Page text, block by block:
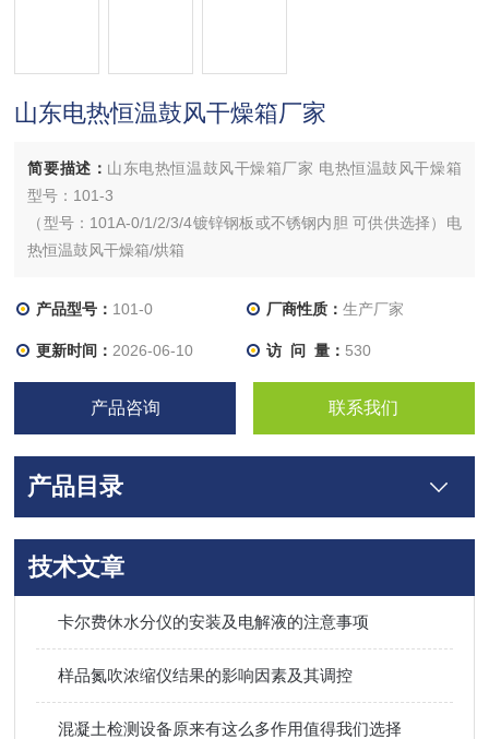
山东电热恒温鼓风干燥箱厂家
简要描述： 山东电热恒温鼓风干燥箱厂家 电热恒温鼓风干燥箱
型号：101-3
（型号：101A-0/1/2/3/4镀锌钢板或不锈钢内胆 可供供选择）电
热恒温鼓风干燥箱/烘箱
性能特点：供工矿企业、化验室、科研单位等作干燥、烘焙熔
产品型号： 101-0 厂商性质： 生产厂家
更新时间： 2026-06-10 访 问 量： 530
产品咨询 联系我们
产品目录
技术文章
卡尔费休水分仪的安装及电解液的注意事项
样品氮吹浓缩仪结果的影响因素及其调控
混凝土检测设备原来有这么多作用值得我们选择